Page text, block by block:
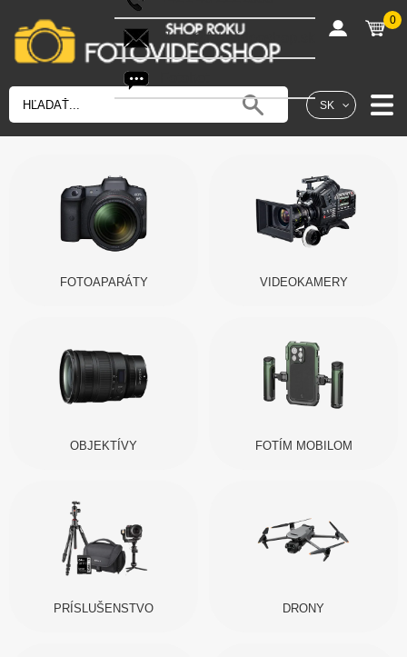
SK
shop@fotovideoshop.sk
0
FOTOAPARÁTY VIDEOKAMERY
OBJEKTÍVY FOTÍM MOBILOM
PRÍSLUŠENSTVO DRONY